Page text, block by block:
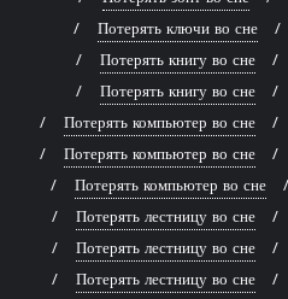
Потерять ключи во сне
Потерять книгу во сне
Потерять книгу во сне
Потерять компьютер во сне
Потерять компьютер во сне
Потерять компьютер во сне
Потерять лестницу во сне
Потерять лестницу во сне
Потерять лестницу во сне